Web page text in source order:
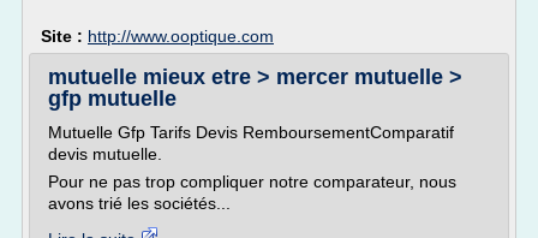
Site : http://www.ooptique.com
mutuelle mieux etre > mercer mutuelle >
gfp mutuelle
Mutuelle Gfp Tarifs Devis RemboursementComparatif
devis mutuelle.
Pour ne pas trop compliquer notre comparateur, nous
avons trié les sociétés...